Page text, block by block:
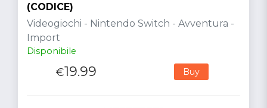
(CODICE)
Videogiochi - Nintendo Switch - Avventura -
Import
Disponibile
€19.99 Buy